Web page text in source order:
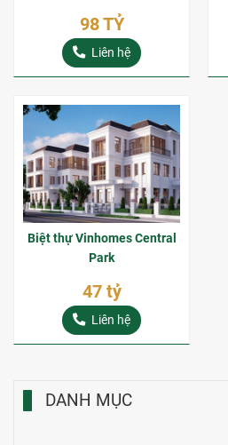
98 TỶ
Liên hệ
Biệt thự Vinhomes Central
Park
47 tỷ
Liên hệ
DANH MỤC